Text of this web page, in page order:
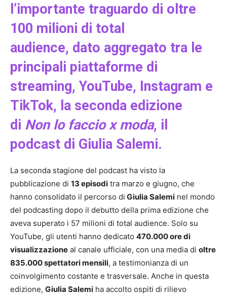
l’importante traguardo di oltre
100 milioni di total
audience, dato aggregato tra le
principali piattaforme di
streaming, YouTube, Instagram e
TikTok, la seconda edizione
di Non lo faccio x moda, il
podcast di Giulia Salemi.
La seconda stagione del podcast ha visto la
pubblicazione di 13 episodi tra marzo e giugno, che
hanno consolidato il percorso di Giulia Salemi nel mondo
del podcasting dopo il debutto della prima edizione che
aveva superato i 57 milioni di total audience. Solo su
YouTube, gli utenti hanno dedicato 470.000 ore di
visualizzazione al canale ufficiale, con una media di oltre
835.000 spettatori mensili, a testimonianza di un
coinvolgimento costante e trasversale. Anche in questa
edizione, Giulia Salemi ha accolto ospiti di rilievo